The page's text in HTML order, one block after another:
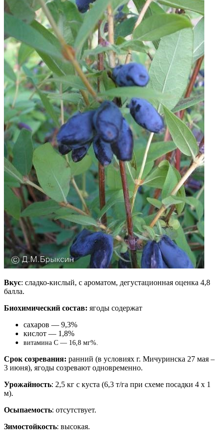
Вкус: сладко-кислый, с ароматом, дегустационная оценка 4,8
балла.
Биохимический состав: ягоды содержат
сахаров — 9,3%
кислот — 1,8%
витамина С — 16,8 мг%.
Срок созревания: ранний (в условиях г. Мичуринска 27 мая –
3 июня), ягоды созревают одновременно.
Урожайность: 2,5 кг с куста (6,3 т/га при схеме посадки 4 х 1
м).
Осыпаемость: отсутствует.
Зимостойкость: высокая.